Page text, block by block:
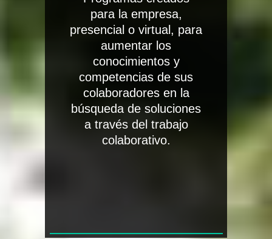
para la empresa,
presencial o virtual, para
aumentar los
conocimientos y
competencias de sus
colaboradores en la
búsqueda de soluciones
a través del trabajo
colaborativo.